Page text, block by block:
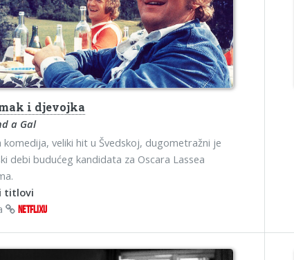
i djevojka
a Gal
komedija, veliki hit u Švedskoj, dugometražni je
debi budućeg kandidata za Oscara Lassea
titlovi
NETFLIXU